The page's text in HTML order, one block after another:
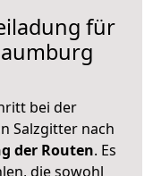
für
bei der
Salzgitter nach
der Routen. Es
die sowohl